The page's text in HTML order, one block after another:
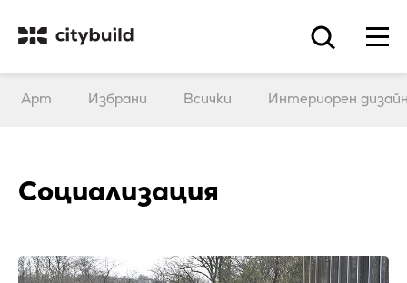
Арт Избрани Всички Интериорен
Социализация